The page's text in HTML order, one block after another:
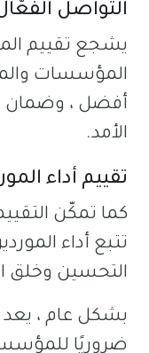
التواصل
يشجع تقييم
المؤسسات
أفضل ، وضمان
الأمد.
تقييم أداء
كما تمكّن
تتبع أداء
التحسين وخلق
بشكل عام ، يعد
ضروريًا